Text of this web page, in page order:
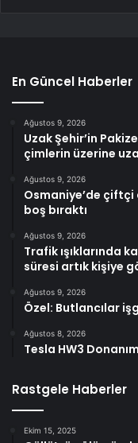
En Güncel Haberler
Ağustos 9, 2026
Uzak Şehir’in
çimlerin üzerine
Ağustos 9, 2026
Osmaniye’de
boş bıraktı
Ağustos 9, 2026
Trafik ışıklarında
süresi artık kişiye
Ağustos 9, 2026
Özel: Butlancılar
Ağustos 8, 2026
Tesla HW3
Rastgele Haberler
Ekim 15, 2025